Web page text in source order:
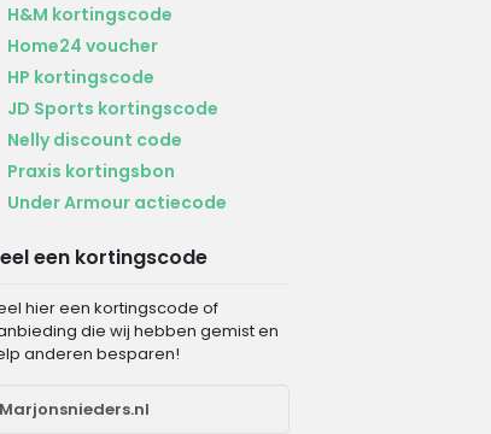
H&M kortingscode
Home24 voucher
HP kortingscode
JD Sports kortingscode
Nelly discount code
Praxis kortingsbon
Under Armour actiecode
een kortingscode
hier een kortingscode of
die wij hebben gemist en
anderen besparen!